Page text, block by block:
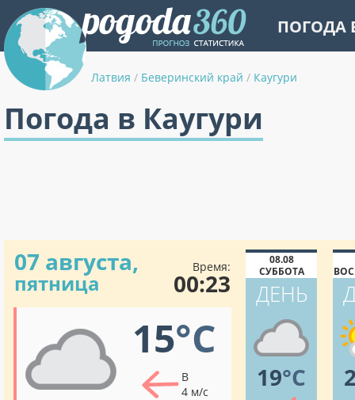
ПОГОДА
Латвия / Беверинский край / Каугури
Погода в Каугури
07 августа,
пятница
Время:
00:23
15°C
В
4 м/с
08.08
СУББОТА
ДЕНЬ
19°C